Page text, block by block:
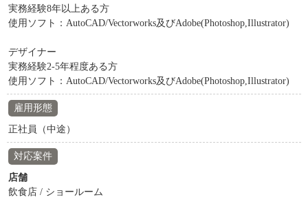
実務経験8年以上ある方
使用ソフト：AutoCAD/Vectorworks及びAdobe(Photoshop,Illustrator)
デザイナー
実務経験2-5年程度ある方
使用ソフト：AutoCAD/Vectorworks及びAdobe(Photoshop,Illustrator)
雇用形態
正社員（中途）
対応案件
店舗
飲食店 / ショールーム